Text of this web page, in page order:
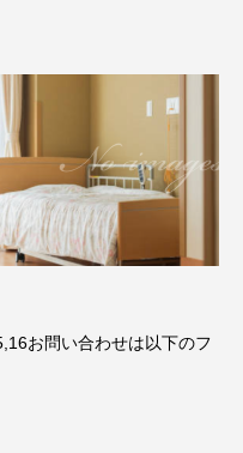
お問い合わせは以下のフ